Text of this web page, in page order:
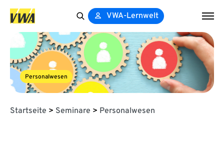
for:
VWA-Lernwelt
Personalwesen
Startseite > Seminare > Personalwesen